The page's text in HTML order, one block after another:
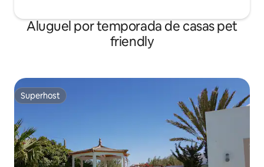
Aluguel por temporada de casas pet
friendly
Superhost
Superhost